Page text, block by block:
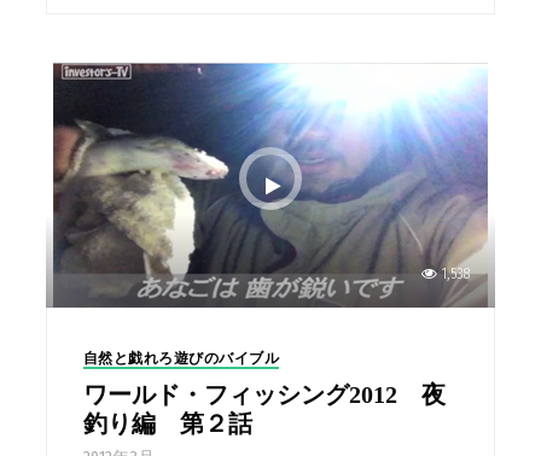
1,538
自然と戯れろ遊びのバイブル
ワールド・フィッシング2012 夜
釣り編 第２話